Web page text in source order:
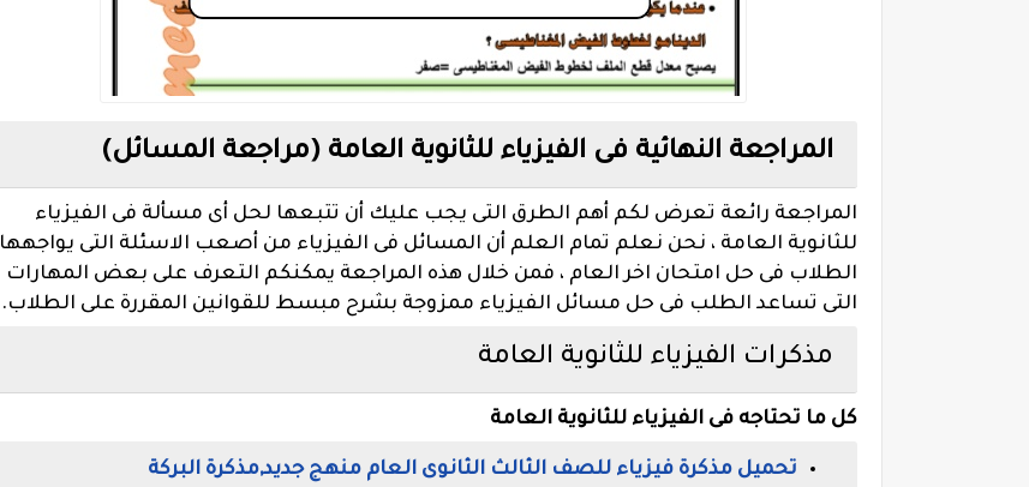
المراجعة النهائية فى الفيزياء للثانوية العامة (مراجعة المسائل)
المراجعة رائعة تعرض لكم أهم الطرق التى يجب عليك أن تتبعها لحل أى مسألة فى الفيزياء
للثانوية العامة ، نحن نعلم تمام العلم أن المسائل فى الفيزياء من أصعب الاسئلة التى يواجهها
الطلاب فى حل امتحان اخر العام ، فمن خلال هذه المراجعة يمكنكم التعرف على بعض المهارات
التى تساعد الطلب فى حل مسائل الفيزياء ممزوجة بشرح مبسط للقوانين المقررة على الطلاب.
مذكرات الفيزياء للثانوية العامة
كل ما تحتاجه فى الفيزياء للثانوية العامة
تحميل مذكرة فيزياء للصف الثالث الثانوى العام منهج جديد,مذكرة البركة